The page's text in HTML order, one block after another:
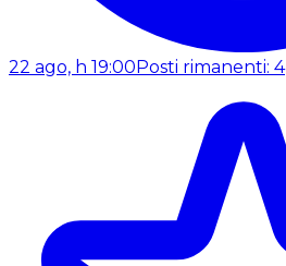
22 ago, h 19:00Posti rimanenti: 4